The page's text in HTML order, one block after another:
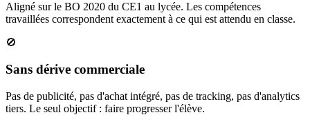
Aligné sur le BO 2020 du CE1 au lycée. Les compétences
travaillées correspondent exactement à ce qui est attendu en classe.
🚫
Sans dérive commerciale
Pas de publicité, pas d'achat intégré, pas de tracking, pas d'analytics
tiers. Le seul objectif : faire progresser l'élève.